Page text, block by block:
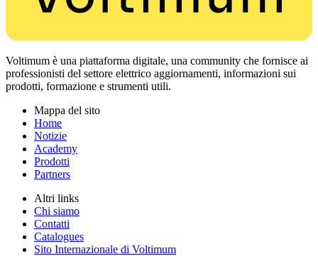
Voltimum è una piattaforma digitale, una community che fornisce ai
professionisti del settore elettrico aggiornamenti, informazioni sui
prodotti, formazione e strumenti utili.
Mappa del sito
Home
Notizie
Academy
Prodotti
Partners
Altri links
Chi siamo
Contatti
Catalogues
Sito Internazionale di Voltimum